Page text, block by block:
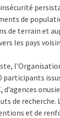
de
de terrain et
les pays
participants
d’agences
de recherche.
et de